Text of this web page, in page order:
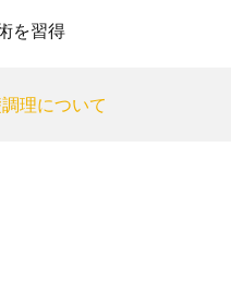
を習得
理について